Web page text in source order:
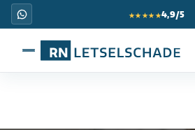
★★★★★4,9/5